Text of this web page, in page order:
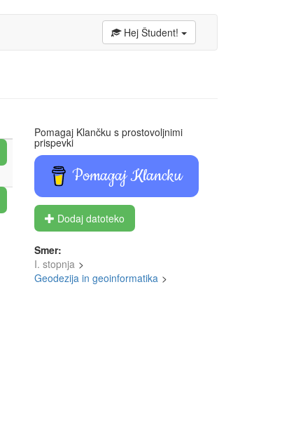
Hej Študent!
Pomagaj Klančku s prostovoljnimi
prispevki
Pomagaj Klancku
Dodaj datoteko
Smer:
I. stopnja
Geodezija in geoinformatika